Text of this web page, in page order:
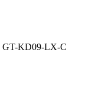
GT-KD09-LX-C